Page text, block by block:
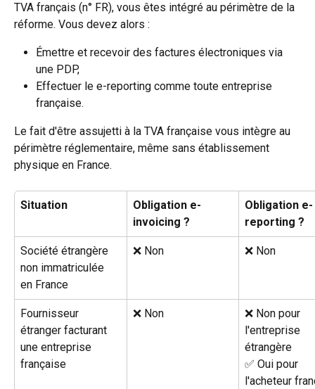
TVA français (n° FR), vous êtes intégré au périmètre de la
réforme. Vous devez alors :
Émettre et recevoir des factures électroniques via
une PDP,
Effectuer le e-reporting comme toute entreprise
française.
Le fait d'être assujetti à la TVA française vous intègre au
périmètre réglementaire, même sans établissement
physique en France.
Situation
Obligation e-
invoicing ?
Obligation e-
reporting ?
Société étrangère
non immatriculée
en France
❌ Non ❌ Non
Fournisseur
étranger facturant
une entreprise
française
❌ Non
❌ Non pour
l'entreprise
étrangère
✅ Oui pour
l'acheteur